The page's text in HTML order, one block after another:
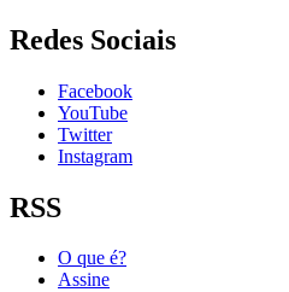
Redes Sociais
Facebook
YouTube
Twitter
Instagram
RSS
O que é?
Assine